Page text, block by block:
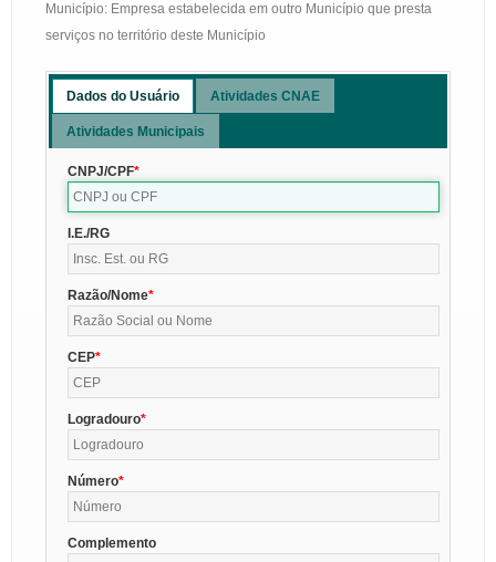
Município: Empresa estabelecida em outro Município que presta
serviços no território deste Município
Dados do Usuário Atividades CNAE
Atividades Municipais
CNPJ/CPF
I.E./RG
Razão/Nome
CEP
Logradouro
Número
Complemento